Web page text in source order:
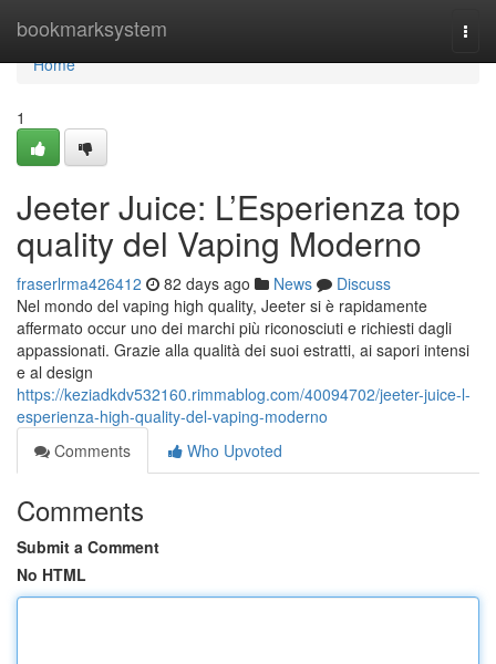
bookmarksystem
Home
Home
1
Jeeter Juice: L’Esperienza top
quality del Vaping Moderno
fraserlrma426412 82 days ago News
Discuss
Nel mondo del vaping high quality, Jeeter si è rapidamente
affermato occur uno dei marchi più riconosciuti e richiesti dagli
appassionati. Grazie alla qualità dei suoi estratti, ai sapori intensi
e al design
https://keziadkdv532160.rimmablog.com/40094702/jeeter-juice-l-
esperienza-high-quality-del-vaping-moderno
Comments
Who Upvoted
Comments
Submit a Comment
No HTML